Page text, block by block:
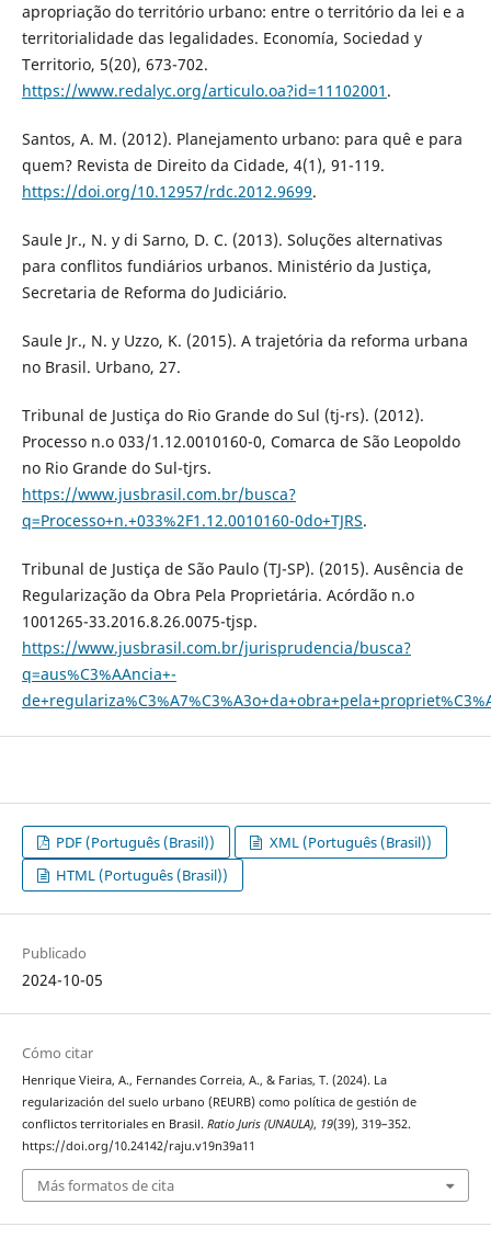
apropriação do território urbano: entre o território da lei e a
territorialidade das legalidades. Economía, Sociedad y
Territorio, 5(20), 673-702.
https://www.redalyc.org/articulo.oa?id=11102001 .
Santos, A. M. (2012). Planejamento urbano: para quê e para
quem? Revista de Direito da Cidade, 4(1), 91-119.
https://doi.org/10.12957/rdc.2012.9699.
Saule Jr., N. y di Sarno, D. C. (2013). Soluções alternativas
para conflitos fundiários urbanos. Ministério da Justiça,
Secretaria de Reforma do Judiciário.
Saule Jr., N. y Uzzo, K. (2015). A trajetória da reforma urbana
no Brasil. Urbano, 27.
Tribunal de Justiça do Rio Grande do Sul (tj-rs). (2012).
Processo n.o 033/1.12.0010160-0, Comarca de São Leopoldo
no Rio Grande do Sul-tjrs.
https://www.jusbrasil.com.br/busca?
q=Processo+n.+033%2F1.12.0010160-0do+TJRS.
Tribunal de Justiça de São Paulo (TJ-SP). (2015). Ausência de
Regularização da Obra Pela Proprietária. Acórdão n.o
1001265-33.2016.8.26.0075-tjsp.
https://www.jusbrasil.com.br/jurisprudencia/busca?
q=aus%C3%AAncia+-
PDF (Português (Brasil))
XML (Português (Brasil))
HTML (Português (Brasil))
Publicado
2024-10-05
Cómo citar
Henrique Vieira, A., Fernandes Correia, A., & Farias, T. (2024). La
regularización del suelo urbano (REURB) como política de gestión de
conflictos territoriales en Brasil. Ratio Juris (UNAULA), 19(39), 319–352.
https://doi.org/10.24142/raju.v19n39a11
Más formatos de cita